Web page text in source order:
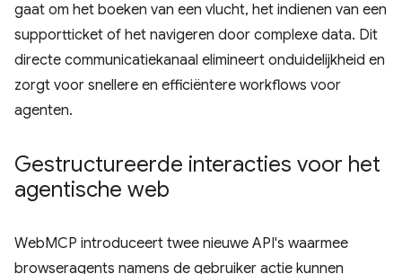
gaat om het boeken van een vlucht, het indienen van een
supportticket of het navigeren door complexe data. Dit
directe communicatiekanaal elimineert onduidelijkheid en
zorgt voor snellere en efficiëntere workflows voor
agenten.
Gestructureerde interacties voor het
agentische web
WebMCP introduceert twee nieuwe API's waarmee
browseragents namens de gebruiker actie kunnen